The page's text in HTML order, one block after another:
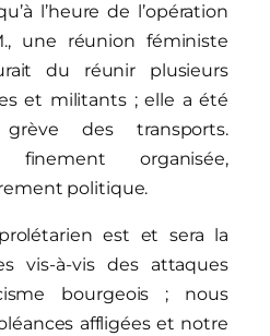
l’heure de l’opération
une réunion féministe
du réunir plusieurs
et militants ; elle a été
des transports.
finement organisée,
politique.
est et sera la
vis-à-vis des attaques
bourgeois ; nous
affligées et notre